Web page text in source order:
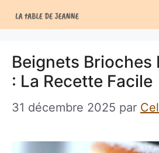
au
Beignets Brioches
: La Recette Facile
31 décembre 2025 par